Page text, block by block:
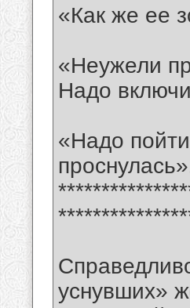
«Как же ее
«Неужели
Надо
«Надо
уснувших»